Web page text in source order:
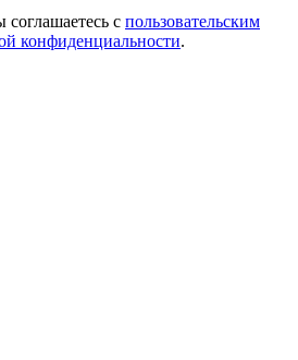
с пользовательским
конфиденциальности.